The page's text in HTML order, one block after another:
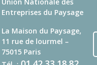
Entreprises du Paysage
La Maison du Paysage,
11 rue de lourmel –
75015 Paris